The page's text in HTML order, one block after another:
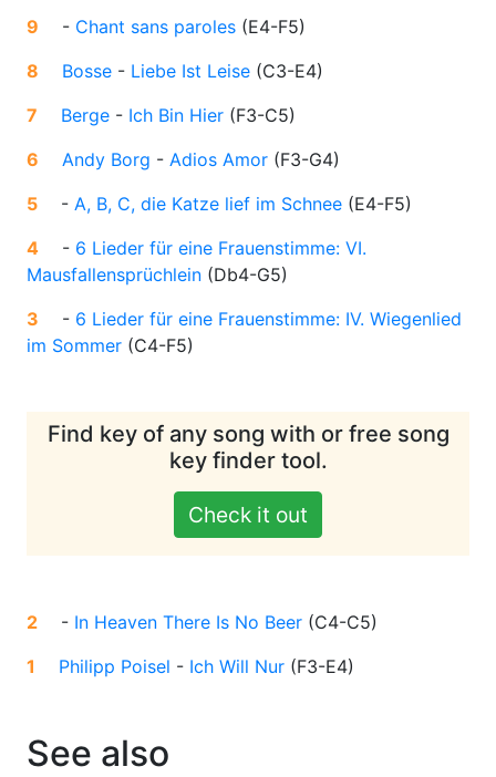
9
- Chant sans paroles (E4-F5)
8
Bosse - Liebe Ist Leise (C3-E4)
7
Berge - Ich Bin Hier (F3-C5)
6
Andy Borg - Adios Amor (F3-G4)
5
- A, B, C, die Katze lief im Schnee (E4-F5)
4
- 6 Lieder für eine Frauenstimme: VI.
Mausfallensprüchlein (Db4-G5)
3
- 6 Lieder für eine Frauenstimme: IV. Wiegenlied
im Sommer (C4-F5)
Find key of any song with or free song
key finder tool.
Check it out
2 - In Heaven There Is No Beer (C4-C5)
1
Philipp Poisel - Ich Will Nur (F3-E4)
See also